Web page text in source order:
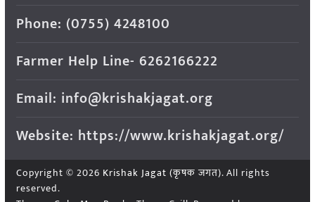
Phone: (0755) 4248100
Farmer Help Line- 6262166222
Email: info@krishakjagat.org
Website: https://www.krishakjagat.org/
Copyright © 2026 Krishak Jagat (कृषक जगत). All rights
reserved.